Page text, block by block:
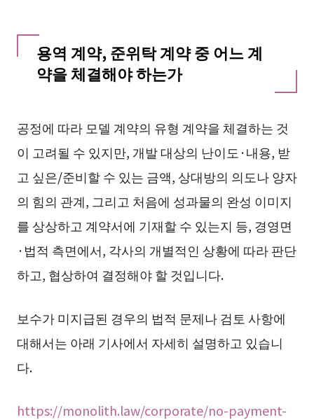
용역 계약, 준위탁 계약 중 어느 계
약을 체결해야 하는가
공정에 따라 모델 계약의 유형 계약을 체결하는 것
이 고려될 수 있지만, 개발 대상의 난이도·내용, 받
고 싶은/준비할 수 있는 금액, 상대방의 의도나 양자
의 힘의 관계, 그리고 처음에 성과물의 완성 이미지
를 상상하고 계약서에 기재할 수 있는지 등, 경영면
·법적 측면에서, 각사의 개별적인 상황에 따라 판단
하고, 협상하여 결정해야 할 것입니다.
보수가 미지급된 경우의 법적 문제나 검토 사항에
대해서는 아래 기사에서 자세히 설명하고 있습니
다.
https://monolith.law/corporate/no-payment-